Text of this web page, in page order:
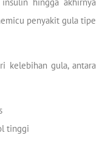
penyakit gula tipe
kelebihan gula, antara
tinggi